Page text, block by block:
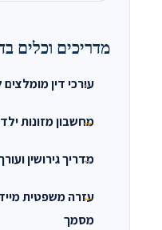
מדריכים וכלים
עורכי דין מומלצים
מחשבון מזונות ילדים
מדריך גירושין
עזרה משפטית
מסמך